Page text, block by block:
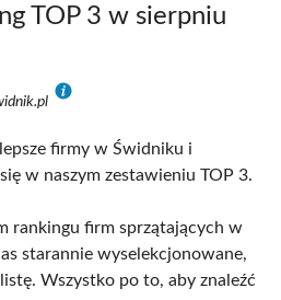
TOP 3 w sierpniu
firmy w Świdniku i
w naszym zestawieniu TOP 3.
rankingu firm sprzątających w
starannie wyselekcjonowane,
Wszystko po to, aby znaleźć